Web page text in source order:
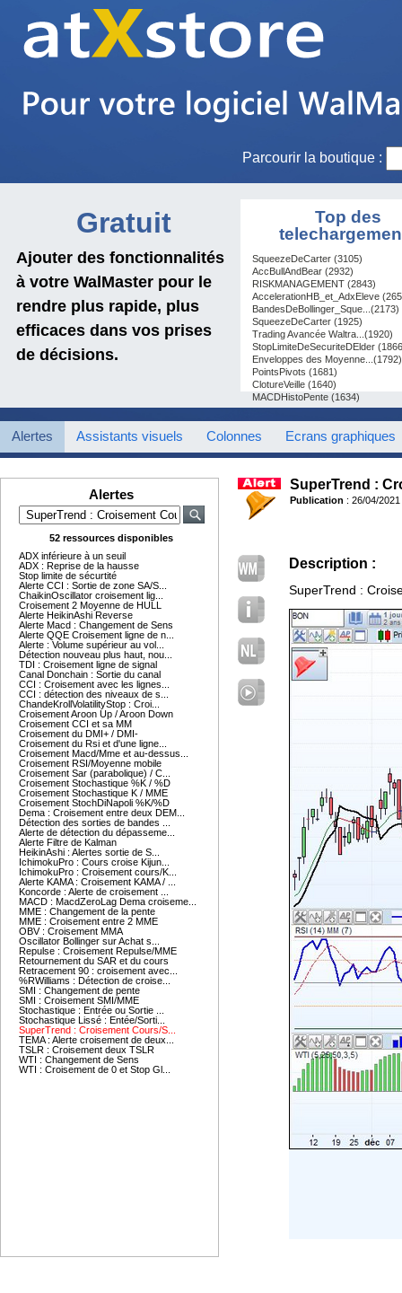
Parcourir la boutique :
Gratuit
Ajouter des fonctionnalités
à votre WalMaster pour le
rendre plus rapide, plus
efficaces dans vos prises
de décisions.
Top des
SqueezeDeCarter (3105)
AccBullAndBear (2932)
RISKMANAGEMENT (2843)
AccelerationHB_et_AdxEleve
BandesDeBollinger_Sque...(2173)
SqueezeDeCarter (1925)
Trading Avancée Waltra...(1920)
StopLimiteDeSecuriteDElder
Enveloppes des Moyenne...(1792)
PointsPivots (1681)
ClotureVeille (1640)
MACDHistoPente (1634)
Alertes Assistants visuels Colonnes Ecrans graphiques
Alertes
52 ressources disponibles
ADX inférieure à un seuil
ADX : Reprise de la hausse
Stop limite de sécurtité
Alerte CCI : Sortie de zone SA/S...
ChaikinOscillator croisement lig...
Croisement 2 Moyenne de HULL
Alerte HeikinAshi Reverse
Alerte Macd : Changement de Sens
Alerte QQE Croisement ligne de n...
Alerte : Volume supérieur au vol...
Détection nouveau plus haut, nou...
TDI : Croisement ligne de signal
Canal Donchain : Sortie du canal
CCI : Croisement avec les lignes...
CCI : détection des niveaux de s...
ChandeKrollVolatilityStop : Croi...
Croisement Aroon Up / Aroon Down
Croisement CCI et sa MM
Croisement du DMI+ / DMI-
Croisement du Rsi et d'une ligne...
Croisement Macd/Mme et au-dessus...
Croisement RSI/Moyenne mobile
Croisement Sar (parabolique) / C...
Croisement Stochastique %K / %D
Croisement Stochastique K / MME
Croisement StochDiNapoli %K/%D
Dema : Croisement entre deux DEM...
Détection des sorties de bandes ...
Alerte de détection du dépasseme...
Alerte Filtre de Kalman
HeikinAshi : Alertes sortie de S...
IchimokuPro : Cours croise Kijun...
IchimokuPro : Croisement cours/K...
Alerte KAMA : Croisement KAMA / ...
Koncorde : Alerte de croisement ...
MACD : MacdZeroLag Dema croiseme...
MME : Changement de la pente
MME : Croisement entre 2 MME
OBV : Croisement MMA
Oscillator Bollinger sur Achat s...
Repulse : Croisement Repulse/MME
Retournement du SAR et du cours
Retracement 90 : croisement avec...
%RWilliams : Détection de croise...
SMI : Changement de pente
SMI : Croisement SMI/MME
Stochastique : Entrée ou Sortie ...
Stochastique Lissé : Entée/Sorti...
SuperTrend : Croisement Cours/S...
TEMA : Alerte croisement de deux...
TSLR : Croisement deux TSLR
WTI : Changement de Sens
WTI : Croisement de 0 et Stop Gl...
SuperTrend :
Publication : 26/04/
Description :
SuperTrend :